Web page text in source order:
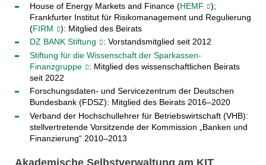
House of Energy Markets and Finance (HEMF
);
Frankfurter Institut für Risikomanagement und Regulierung
(FIRM
): Mitglied des Beirats
DZ BANK Stiftung
: Vorstandsmitglied seit 2012
Stiftung für die Wissenschaft der Sparkassen-
Finanzgruppe
: Mitglied des wissenschaftlichen Beirats
seit 2022
Forschungsdaten- und Servicezentrum der Deutschen
Bundesbank (FDSZ): Mitglied des Beirats 2016–2020
Verband der Hochschullehrer für Betriebswirtschaft (VHB):
stellvertretende Vorsitzende der Kommission „Banken und
Finanzierung“ 2010–2013
Akademische Selbstverwaltung am KIT